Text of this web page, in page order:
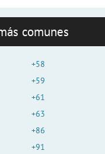
comunes
+58
+59
+61
+63
+86
+91